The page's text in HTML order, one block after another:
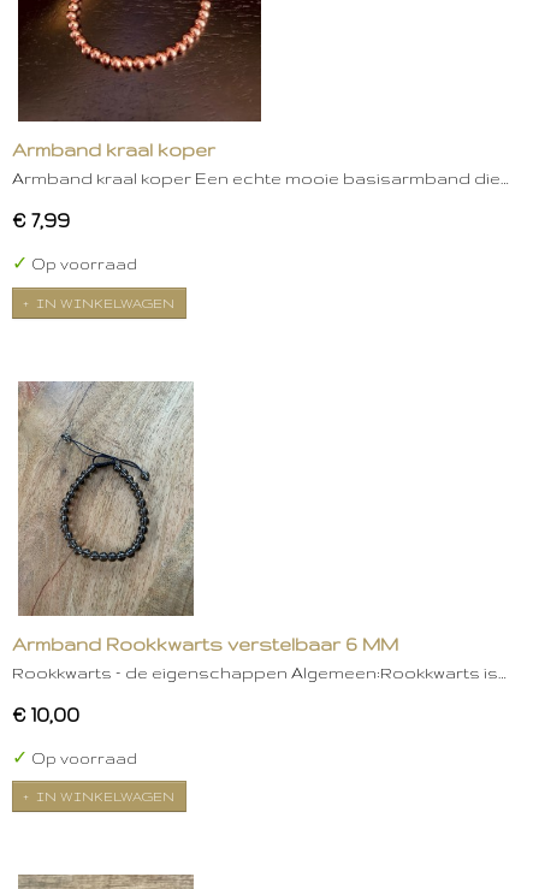
Armband kraal koper
Armband kraal koper Een echte mooie basisarmband die…
€ 7,99
✓ Op voorraad
IN WINKELWAGEN
Armband Rookkwarts verstelbaar 6 MM
Rookkwarts – de eigenschappen Algemeen:Rookkwarts is…
€ 10,00
✓ Op voorraad
IN WINKELWAGEN